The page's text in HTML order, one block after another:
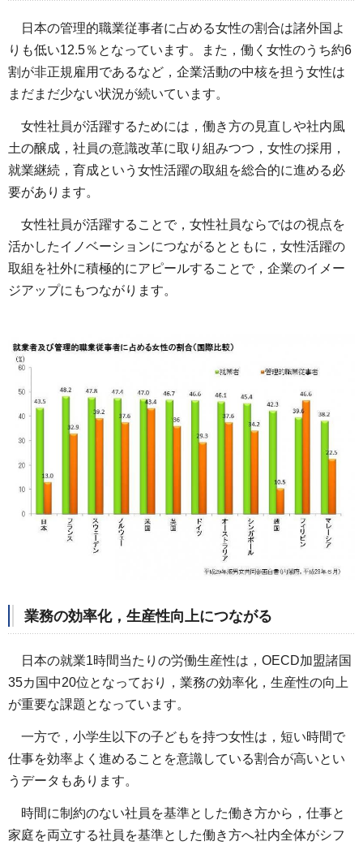
日本の管理的職業従事者に占める女性の割合は諸外国よ
りも低い12.5％となっています。また，働く女性のうち約6
割が非正規雇用であるなど，企業活動の中核を担う女性は
まだまだ少ない状況が続いています。
女性社員が活躍するためには，働き方の見直しや社内風
土の醸成，社員の意識改革に取り組みつつ，女性の採用，
就業継続，育成という女性活躍の取組を総合的に進める必
要があります。
女性社員が活躍することで，女性社員ならではの視点を
活かしたイノベーションにつながるとともに，女性活躍の
取組を社外に積極的にアピールすることで，企業のイメー
ジアップにもつながります。
業務の効率化，生産性向上につながる
日本の就業1時間当たりの労働生産性は，OECD加盟諸国
35カ国中20位となっており，業務の効率化，生産性の向上
が重要な課題となっています。
一方で，小学生以下の子どもを持つ女性は，短い時間で
仕事を効率よく進めることを意識している割合が高いとい
うデータもあります。
時間に制約のない社員を基準とした働き方から，仕事と
家庭を両立する社員を基準とした働き方へ社内全体がシフ